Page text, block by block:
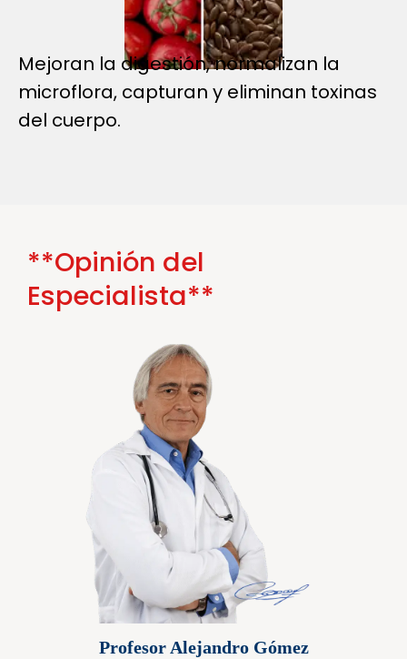
Mejoran la digestión, normalizan la
microflora, capturan y eliminan toxinas
del cuerpo.
**Opinión del
Especialista**
Profesor Alejandro Gómez